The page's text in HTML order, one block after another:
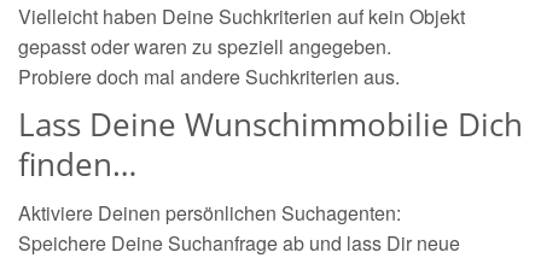
Vielleicht haben Deine Suchkriterien auf kein Objekt
gepasst oder waren zu speziell angegeben.
Probiere doch mal andere Suchkriterien aus.
Lass Deine Wunschimmobilie Dich
finden…
Aktiviere Deinen persönlichen Suchagenten:
Speichere Deine Suchanfrage ab und lass Dir neue